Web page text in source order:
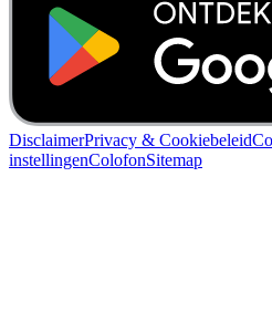
DisclaimerPrivacy & Cookiebeleid
instellingenColofonSitemap